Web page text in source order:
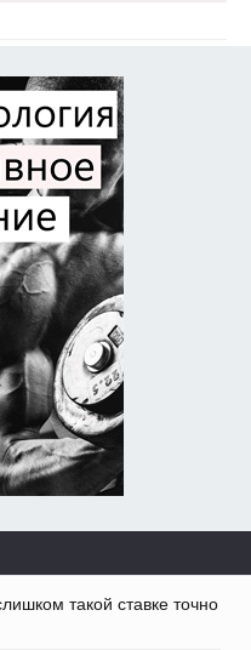
такой ставке точно